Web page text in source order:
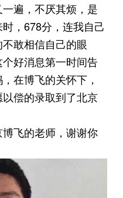
遍，不厌其烦，是
，678分，连我自己
敢相信自己的眼
好消息第一时间告
在博飞的关怀下，
偿的录取到了北京
飞的老师，谢谢你